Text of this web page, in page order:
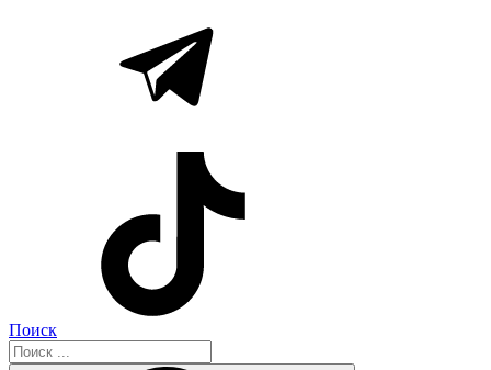
Поиск